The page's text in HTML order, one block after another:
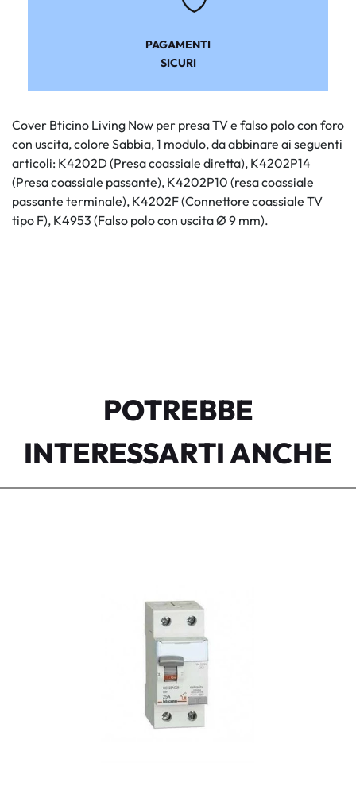
PAGAMENTI
SICURI
Cover Bticino Living Now per presa TV e falso polo con foro
con uscita, colore Sabbia, 1 modulo, da abbinare ai seguenti
articoli: K4202D (Presa coassiale diretta), K4202P14
(Presa coassiale passante), K4202P10 (resa coassiale
passante terminale), K4202F (Connettore coassiale TV
tipo F), K4953 (Falso polo con uscita Ø 9 mm).
POTREBBE
INTERESSARTI ANCHE